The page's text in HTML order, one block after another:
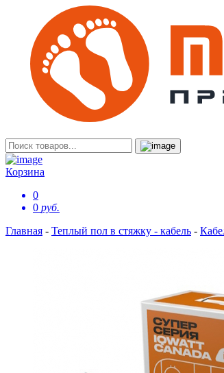
Корзина
0
0 руб.
Главная - Теплый пол в стяжку - кабель -